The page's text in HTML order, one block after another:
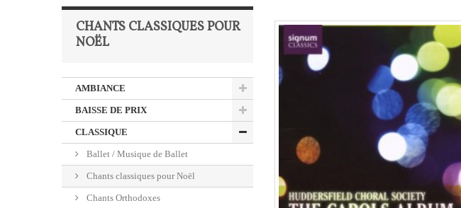
CHANTS CLASSIQUES POUR
NOËL
AMBIANCE
BAISSE DE PRIX
CLASSIQUE
Ballet / Musique de Ballet
Chants classiques pour Noël
Chants Orthodoxes